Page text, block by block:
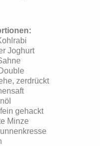
Joghurt
zerdrückt
gehackt
Minze